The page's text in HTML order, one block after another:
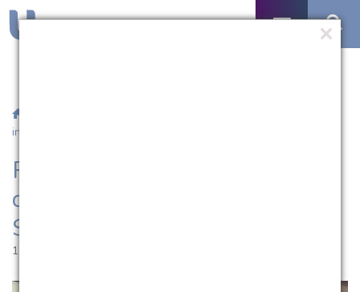
internacional de Serviço Social
Professora da UCPel participa
de seminário internacional de
Serviço Social
15.05.2025 | 15:06